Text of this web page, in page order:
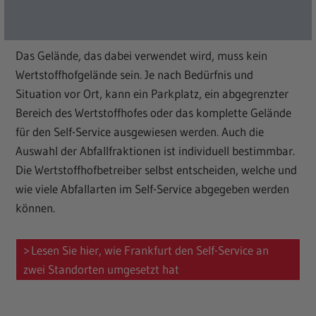
Das Gelände, das dabei verwendet wird, muss kein
Wertstoffhofgelände sein. Je nach Bedürfnis und
Situation vor Ort, kann ein Parkplatz, ein abgegrenzter
Bereich des Wertstoffhofes oder das komplette Gelände
für den Self-Service ausgewiesen werden. Auch die
Auswahl der Abfallfraktionen ist individuell bestimmbar.
Die Wertstoffhofbetreiber selbst entscheiden, welche und
wie viele Abfallarten im Self-Service abgegeben werden
können.
Lesen Sie hier, wie Frankfurt den Self-Service an
zwei Standorten umgesetzt hat